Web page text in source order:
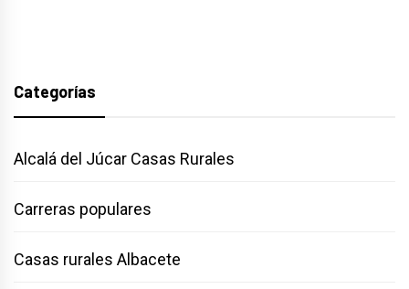
Categorías
Alcalá del Júcar Casas Rurales
Carreras populares
Casas rurales Albacete